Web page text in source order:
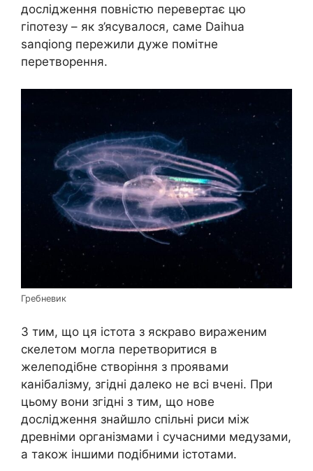
дослідження повністю перевертає цю
гіпотезу – як з’ясувалося, саме Daihua
sanqiong пережили дуже помітне
перетворення.
Гребневик
З тим, що ця істота з яскраво вираженим
скелетом могла перетворитися в
желеподібне створіння з проявами
канібалізму, згідні далеко не всі вчені. При
цьому вони згідні з тим, що нове
дослідження знайшло спільні риси між
древніми організмами і сучасними медузами,
а також іншими подібними істотами.